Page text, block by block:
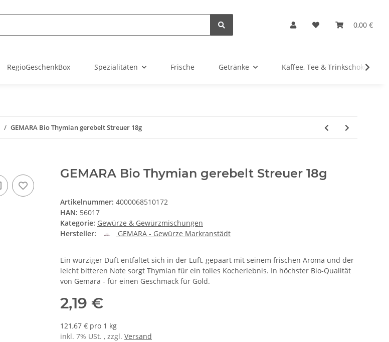
0,00 €
RegioGeschenkBox Spezialitäten Frische Getränke Kaffee, Tee & Trinkschokolade
GEMARA Bio Thymian gerebelt Streuer 18g
GEMARA Bio Thymian gerebelt Streuer 18g
Artikelnummer: 4000068510172
HAN: 56017
Kategorie: Gewürze & Gewürzmischungen
Hersteller:
GEMARA - Gewürze Markranstädt
Ein würziger Duft entfaltet sich in der Luft, gepaart mit seinem frischen Aroma und der
leicht bitteren Note sorgt Thymian für ein tolles Kocherlebnis. In höchster Bio-Qualität
von Gemara - für einen Geschmack für Gold.
2,19 €
121,67 € pro 1 kg
inkl. 7% USt. , zzgl. Versand